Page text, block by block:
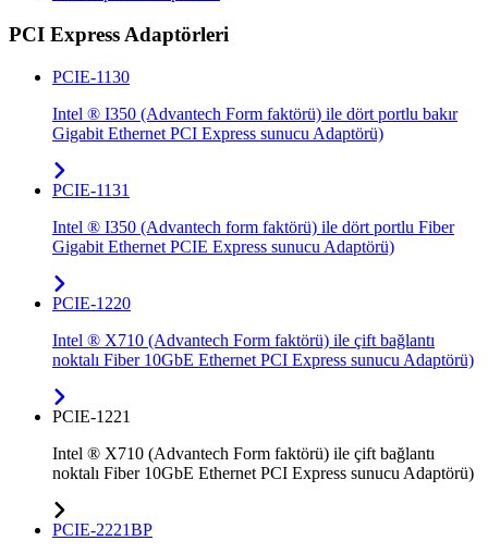
PCI Express Adaptörleri
PCIE-1130
Intel ® I350 (Advantech Form faktörü) ile dört portlu bakır
Gigabit Ethernet PCI Express sunucu Adaptörü)
PCIE-1131
Intel ® I350 (Advantech form faktörü) ile dört portlu Fiber
Gigabit Ethernet PCIE Express sunucu Adaptörü)
PCIE-1220
Intel ® X710 (Advantech Form faktörü) ile çift bağlantı
noktalı Fiber 10GbE Ethernet PCI Express sunucu Adaptörü)
PCIE-1221
Intel ® X710 (Advantech Form faktörü) ile çift bağlantı
noktalı Fiber 10GbE Ethernet PCI Express sunucu Adaptörü)
PCIE-2221BP